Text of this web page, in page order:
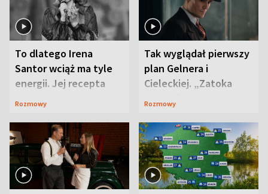
To dlatego Irena
Santor wciąż ma tyle
energii. Jej recepta
jest zaskakująco
Rozmowy
Tak wyglądał pierwszy
plan Gelnera i
Cieleckiej. „Zatoka
szpiegów” od razu ich
Rozmowy